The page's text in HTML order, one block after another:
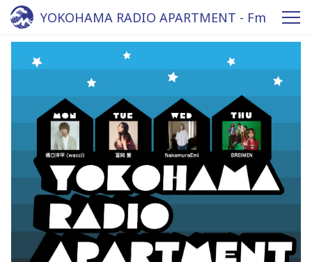
YOKOHAMA RADIO APARTMENT - Fm
yokohama 84.7